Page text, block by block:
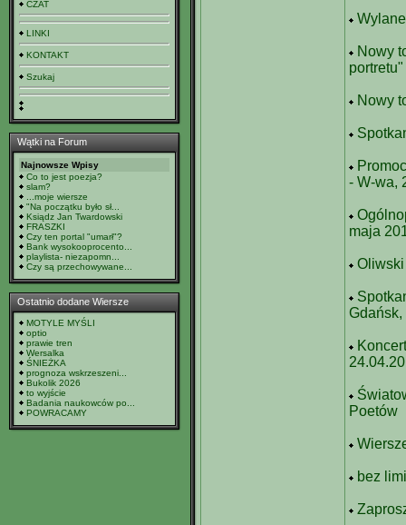
CZAT
LINKI
KONTAKT
Szukaj
Wątki na Forum
Najnowsze Wpisy
Co to jest poezja?
slam?
...moje wiersze
"Na początku było sł...
Ksiądz Jan Twardowski
FRASZKI
Czy ten portal "umarł"?
Bank wysokooprocento...
playlista- niezapomn...
Czy są przechowywane...
Ostatnio dodane Wiersze
MOTYLE MYŚLI
optio
prawie tren
Wersalka
ŚNIEŻKA
prognoza wskrzeszeni...
Bukolik 2026
to wyjście
Badania naukowców po...
POWRACAMY
Nowy
portretu"
Nowy
- W-wa,
maja
Gdańsk,
Poetów
bez